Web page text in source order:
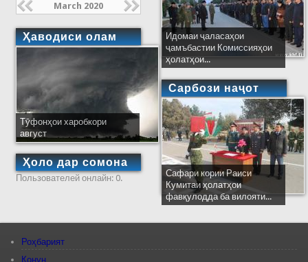
March 2020
Ҳаводиси олам
Тӯфонҳои харобкори
август
Ҳоло дар сомона
Пользователей онлайн: 0.
Идомаи ҷаласаҳои
ҷамъбастии Комиссияҳои
ҳолатҳои...
Сарбози наҷот
Сафари кории Раиси
Кумитаи ҳолатҳои
фавқулодда ба вилояти...
Роҳбарият
Қонун